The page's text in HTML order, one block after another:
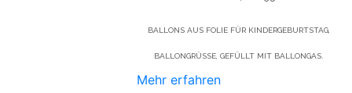
BALLONS AUS FOLIE FÜR KINDERGEBURTSTAG,
BALLONGRÜSSE, GEFÜLLT MIT BALLONGAS.
Mehr erfahren